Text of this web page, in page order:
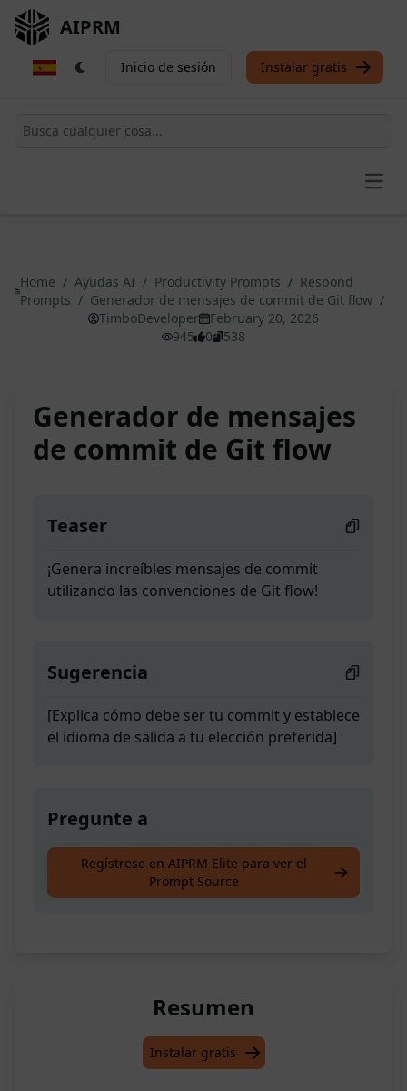
AIPRM
Inicio de sesión Instalar gratis
Home / Ayudas AI / Productivity Prompts / Respond
Prompts / Generador de mensajes de commit de Git flow /
TimboDeveloper
February 20, 2026
945
0 538
Generador de mensajes
de commit de Git flow
Teaser
¡Genera increíbles mensajes de commit
utilizando las convenciones de Git flow!
Sugerencia
[Explica cómo debe ser tu commit y establece
el idioma de salida a tu elección preferida]
Pregunte a
¡Genera increíbles mensajes de commit
utilizando las convenciones de Git flow!
Regístrese en AIPRM Elite para ver el
Prompt Source
Resumen
Instalar gratis